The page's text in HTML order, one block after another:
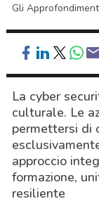
Gli
La cyber
culturale. Le
permettersi di
approccio
formazione,
resiliente